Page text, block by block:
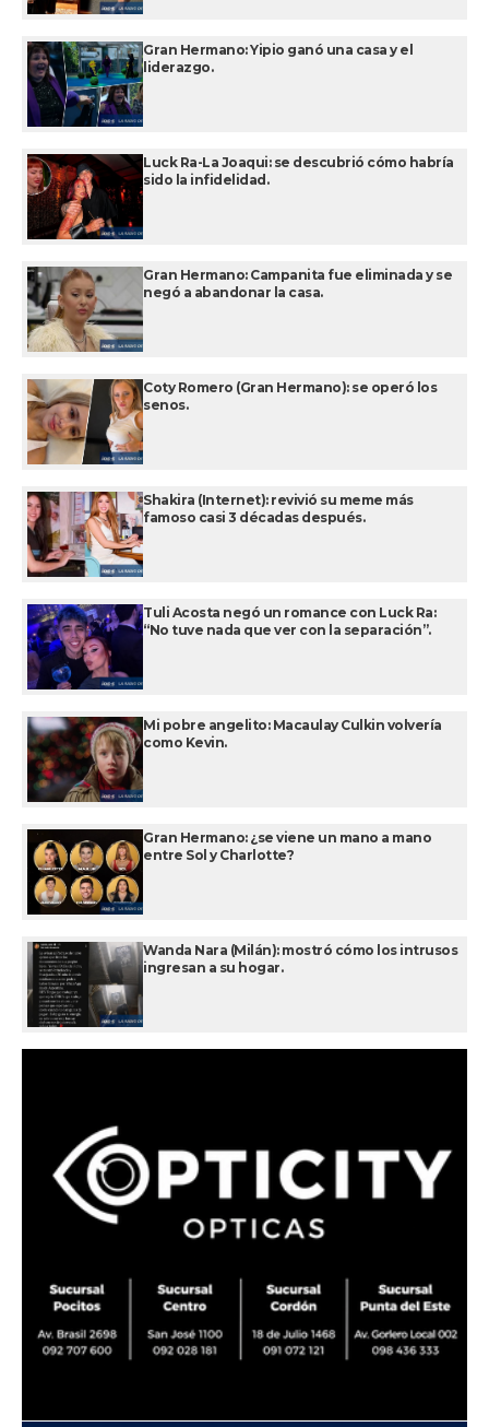
Gran Hermano: Yipio ganó una casa y el
liderazgo.
Luck Ra-La Joaqui: se descubrió cómo habría
sido la infidelidad.
Gran Hermano: Campanita fue eliminada y se
negó a abandonar la casa.
Coty Romero (Gran Hermano): se operó los
senos.
Shakira (Internet): revivió su meme más
famoso casi 3 décadas después.
Tuli Acosta negó un romance con Luck Ra:
“No tuve nada que ver con la separación”.
Mi pobre angelito: Macaulay Culkin volvería
como Kevin.
Gran Hermano: ¿se viene un mano a mano
entre Sol y Charlotte?
Wanda Nara (Milán): mostró cómo los intrusos
ingresan a su hogar.